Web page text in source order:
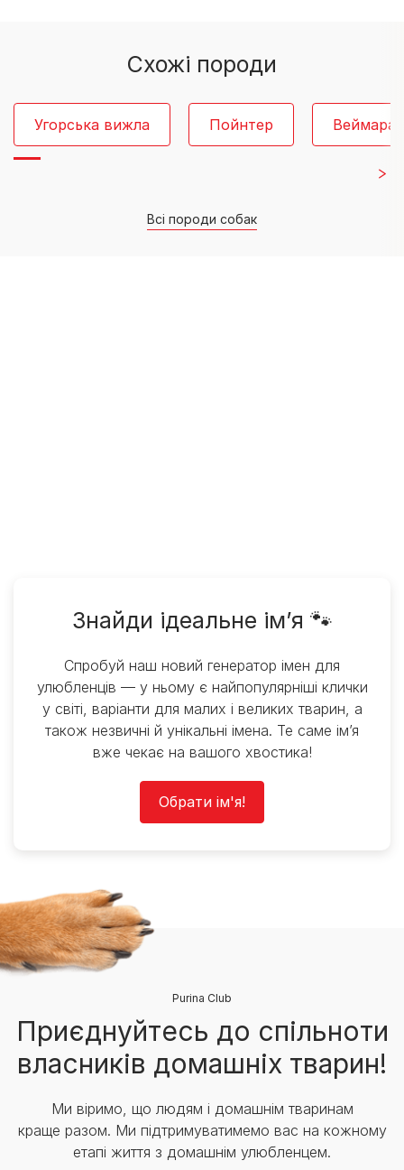
Схожі породи
Угорська вижла Пойнтер
Всі породи собак
Знайди ідеальне ім’я 🐾
Спробуй наш новий генератор імен для
улюбленців — у ньому є найпопулярніші клички
у світі, варіанти для малих і великих тварин, а
також незвичні й унікальні імена. Те саме ім’я
вже чекає на вашого хвостика!
Обрати ім'я!
Purina Club
Приєднуйтесь до спільноти
власників домашніх тварин!
Ми віримо, що людям і домашнім тваринам
краще разом. Ми підтримуватимемо вас на кожному
етапі життя з домашнім улюбленцем.